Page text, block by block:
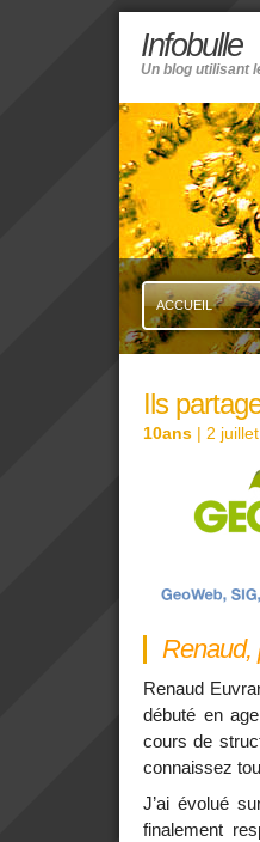
Infobulle
Un blog utilisant
ACCUEIL
Ils
10ans | 2
Renaud,
Renaud
débuté en
cours de
connaissez
J’ai évolué
finalement